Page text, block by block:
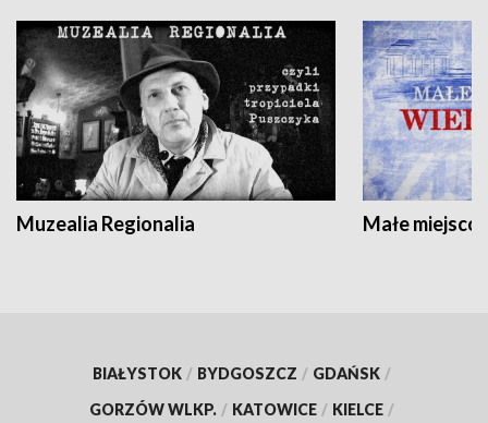
Muzealia Regionalia Małe
BIAŁYSTOK / BYDGOSZCZ / GDAŃSK /
GORZÓW WLKP. / KATOWICE / KIELCE /